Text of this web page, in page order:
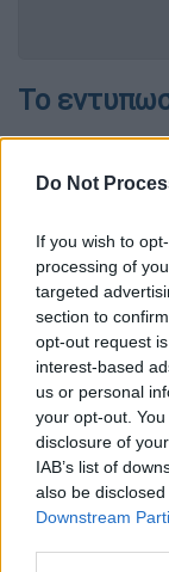
Do Not
If you wish to
processing of
targeted
section to
opt-out request
interest-based
us or personal
your opt-out.
disclosure of
IAB’s list of
also be
Downstream
Το
Late Show
κόσμο του
Ντέιμονστον
Ρόμπερτ
να
Δίπλα τους,
Χάθαγουεϊ
Χόλαντ τον